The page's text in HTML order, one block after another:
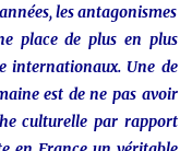
les antagonismes
place de plus en plus
internationaux. Une de
est de ne pas avoir
culturelle par rapport